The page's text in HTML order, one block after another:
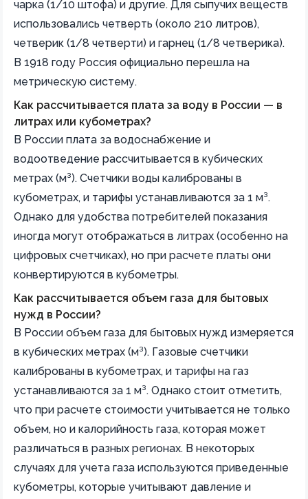
чарка (1/10 штофа) и другие. Для сыпучих веществ
использовались четверть (около 210 литров),
четверик (1/8 четверти) и гарнец (1/8 четверика).
В 1918 году Россия официально перешла на
метрическую систему.
Как рассчитывается плата за воду в России — в
литрах или кубометрах?
В России плата за водоснабжение и
водоотведение рассчитывается в кубических
метрах (м³). Счетчики воды калиброваны в
кубометрах, и тарифы устанавливаются за 1 м³.
Однако для удобства потребителей показания
иногда могут отображаться в литрах (особенно на
цифровых счетчиках), но при расчете платы они
конвертируются в кубометры.
Как рассчитывается объем газа для бытовых
нужд в России?
В России объем газа для бытовых нужд измеряется
в кубических метрах (м³). Газовые счетчики
калиброваны в кубометрах, и тарифы на газ
устанавливаются за 1 м³. Однако стоит отметить,
что при расчете стоимости учитывается не только
объем, но и калорийность газа, которая может
различаться в разных регионах. В некоторых
случаях для учета газа используются приведенные
кубометры, которые учитывают давление и